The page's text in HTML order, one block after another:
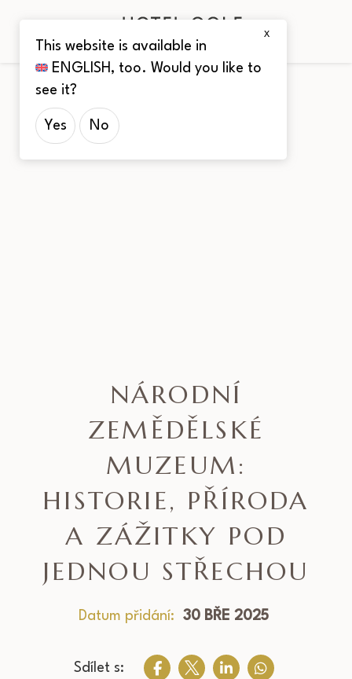
NÁRODNÍ
ZEMĚDĚLSKÉ
MUZEUM:
HISTORIE, PŘÍRODA
A ZÁŽITKY POD
JEDNOU STŘECHOU
Datum přidání: 30 BŘE 2025
Sdílet s:
X
This website is available in
ENGLISH , too. Would you like to
see it?
Yes No